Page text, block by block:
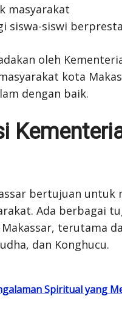
masyarakat
siswa-siswi
oleh
kota
dengan baik.
bertujuan
Ada berbagai
terutama
dan Konghucu.
Spiritual yang